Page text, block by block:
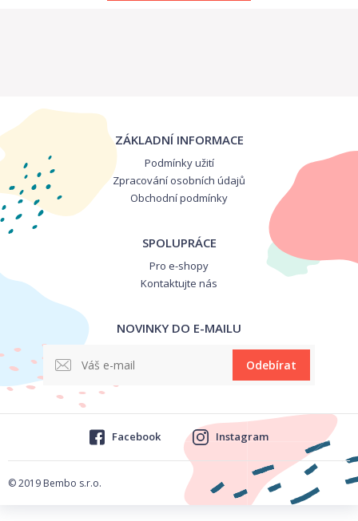
ZÁKLADNÍ INFORMACE
Podmínky užití
Zpracování osobních údajů
Obchodní podmínky
SPOLUPRÁCE
Pro e-shopy
Kontaktujte nás
NOVINKY DO E-MAILU
Odebírat
© 2019 Bembo s.r.o.
Facebook Instagram